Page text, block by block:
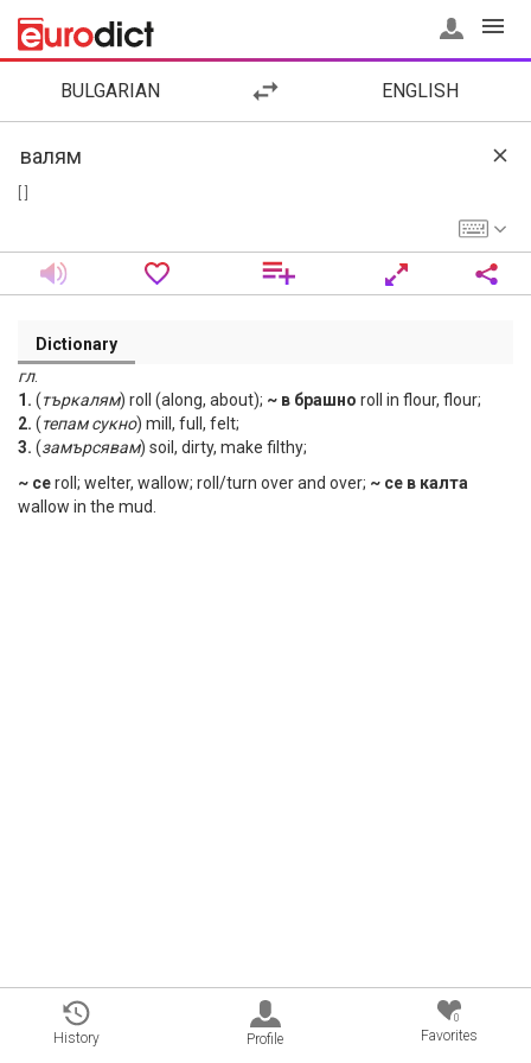
BULGARIAN ENGLISH
Dictionary
гл.
1. (търкалям) roll (along, about); ~ в брашно roll in flour, flour;
2. (тепам сукно) mill, full, felt;
3. (замърсявам) soil, dirty, make filthy;
~ сеroll; welter, wallow; roll/turn over and over; ~ се в калта
wallow in the mud.
History Profile
0
Favorites